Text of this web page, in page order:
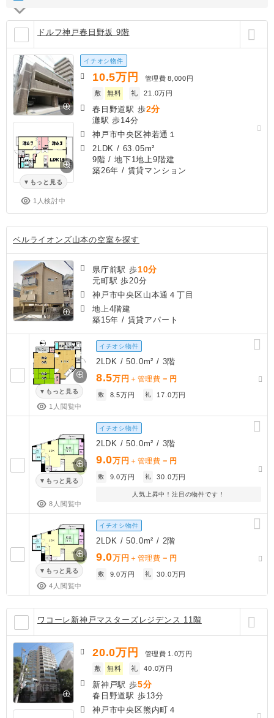
ドルフ神戸春日野坂 9階
もっと見る
1人検討中
イチオシ物件
10.5万円 管理費 8,000円
敷
無料 礼 21.0万円
春日野道駅 歩2分
灘駅 歩14分
神戸市中央区神若通１
2LDK / 63.05m²
9階 / 地下1地上9階建
築26年 / 賃貸マンション
ベルライオンズ山本の空室を探す
県庁前駅 歩10分
元町駅 歩20分
神戸市中央区山本通４丁目
地上4階建
築15年 / 賃貸アパート
もっと見る
1人閲覧中
イチオシ物件
2LDK / 50.0m² / 3階
8.5万円 ＋管理費 － 円
敷 8.5万円 礼 17.0万円
もっと見る
8人閲覧中
イチオシ物件
2LDK / 50.0m² / 3階
9.0万円 ＋管理費 － 円
敷 9.0万円 礼 30.0万円
人気上昇中！注目の物件です！
もっと見る
4人閲覧中
イチオシ物件
2LDK / 50.0m² / 2階
9.0万円 ＋管理費 － 円
敷 9.0万円 礼 30.0万円
ワコーレ新神戸マスターズレジデンス 11階
20.0万円 管理費 1.0万円
敷
無料 礼 40.0万円
新神戸駅 歩5分
春日野道駅 歩13分
神戸市中央区熊内町４